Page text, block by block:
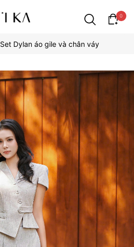
0
Set Dylan áo gile và chân váy